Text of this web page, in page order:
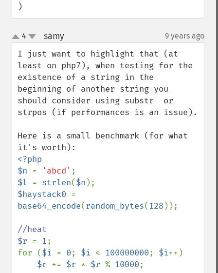
)
up
down
4 samy¶ 9 years ago
I just want to highlight that (at
least on php7), when testing for the
existence of a string in the
beginning of another string you
should consider using substr  or
strpos (if performances is an issue).
Here is a small benchmark (for what
<?php
$n = 'abcd'
$l = strlen($n
$haystack0
base64_encode(random_bytes(128));
$r = 1;
for ($i = 0; $i < 100000000; $i++)
$r += $r * $r % 10000;